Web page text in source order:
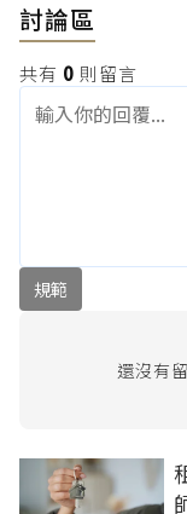
討論區
共有 0 則留言
規範
還沒有